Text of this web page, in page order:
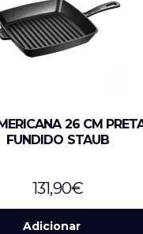
26 CM
FUNDIDO STAUB
131,90€
Adicionar